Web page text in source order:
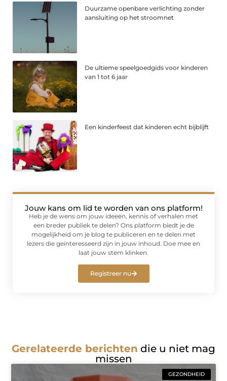
Duurzame openbare verlichting zonder
aansluiting op het stroomnet
De ultieme speelgoedgids voor kinderen
van 1 tot 6 jaar
Een kinderfeest dat kinderen echt bijblijft
Jouw kans om lid te worden van ons platform!
Heb je de wens om jouw ideeën, kennis of verhalen met
een breder publiek te delen? Ons platform biedt je de
mogelijkheid om je blog te publiceren en te delen met
lezers die geïnteresseerd zijn in jouw inhoud. Doe mee en
laat jouw stem klinken.
Registreer nu
Gerelateerde berichten die u niet mag
missen
GEZONDHEID